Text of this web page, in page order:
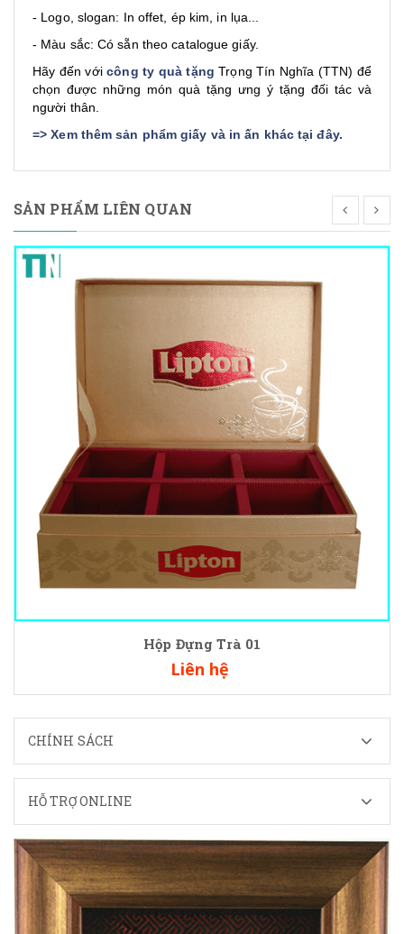
- Logo, slogan: In offet, ép kim, in lụa...
- Màu sắc: Có sẵn theo catalogue giấy.
Hãy đến vớicông ty quà tặng Trọng Tín Nghĩa (TTN) để
chọn được những món quà tặng ưng ý tặng đối tác và
người thân.
=>Xem thêm sản phẩm giấy và in ấn khác tại đây.
SẢN PHẨM LIÊN QUAN
Hộp Đựng Trà 01
Liên hệ
CHÍNH SÁCH
HỖ TRỢ ONLINE